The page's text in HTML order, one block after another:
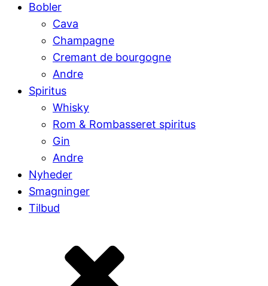
Bobler
Cava
Champagne
Cremant de bourgogne
Andre
Spiritus
Whisky
Rom & Rombasseret spiritus
Gin
Andre
Nyheder
Smagninger
Tilbud